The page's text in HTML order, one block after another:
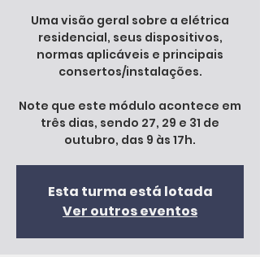
Uma visão geral sobre a elétrica
residencial, seus dispositivos,
normas aplicáveis e principais
consertos/instalações.
Note que este módulo acontece em
três dias, sendo 27, 29 e 31 de
outubro, das 9 às 17h.
Esta turma está lotada
Ver outros eventos